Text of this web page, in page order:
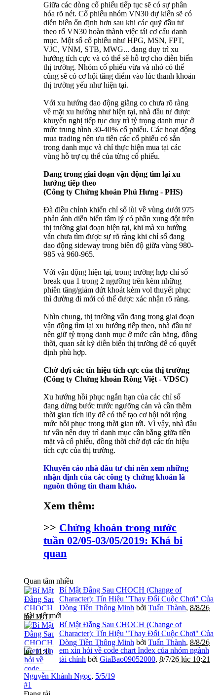
Giữa các dòng cổ phiếu tiếp tục sẽ có sự phân
hóa rõ nét. Cổ phiếu nhóm VN30 dự kiến sẽ có
diễn biến ổn định hơn sau khi các quỹ đầu tư
theo rổ VN30 hoàn thành việc tái cơ cấu danh
mục. Một số cổ phiếu như HPG, MSN, FPT,
VJC, VNM, STB, MWG... đang duy trì xu
hướng tích cực và có thể sẽ hỗ trợ cho diễn biến
thị trường. Nhóm cổ phiếu vừa và nhỏ có thể
cũng sẽ có cơ hội tăng điểm vào lúc thanh khoản
thị trường yếu như hiện tại.
Với xu hướng dao động giằng co chưa rõ ràng
về mặt xu hướng như hiện tại, nhà đầu tư được
khuyến nghị tiếp tục duy trì tỷ trọng danh mục ở
mức trung bình 30-40% cổ phiếu. Các hoạt động
mua trading nên ưu tiên các cổ phiếu có sẵn
trong danh mục và chỉ thực hiện mua tại các
vùng hỗ trợ cụ thể của từng cổ phiếu.
Đang trong giai đoạn vận động tìm lại xu
hướng tiếp theo
(Công ty Chứng khoán Phú Hưng - PHS)
Đà điều chỉnh khiến chỉ số lùi về vùng dưới 975
phản ánh diễn biến tâm lý có phần xung đột trên
thị trường giai đoạn hiện tại, khi mà xu hướng
vẫn chưa tìm được sự rõ ràng khi chỉ số đang
dao động sideway trong biên độ giữa vùng 980-
985 và 960-965.
Với vận động hiện tại, trong trường hợp chỉ số
break qua 1 trong 2 ngưỡng trên kèm những
phiên tăng/giảm dứt khoát kèm vol thuyết phục
thì đường đi mới có thể được xác nhận rõ ràng.
Nhìn chung, thị trường vẫn đang trong giai đoạn
vận động tìm lại xu hướng tiếp theo, nhà đầu tư
nên giữ tỷ trọng danh mục ở mức cân bằng, đồng
thời, quan sát kỹ diễn biến thị trường để có quyết
định phù hợp.
Chờ đợi các tín hiệu tích cực của thị trường
(Công ty Chứng khoán Rồng Việt - VDSC)
Xu hướng hồi phục ngắn hạn của các chỉ số
đang dừng bước trước ngưỡng cản và cần thêm
thời gian tích lũy để có thể tạo cơ hội nới rộng
mức hồi phục trong thời gian tới. Vì vậy, nhà đầu
tư vẫn nên duy trì danh mục cân bằng giữa tiền
mặt và cổ phiếu, đồng thời chờ đợi các tín hiệu
tích cực của thị trường.
Khuyến cáo nhà đầu tư chỉ nên xem những
nhận định của các công ty chứng khoán là
nguồn thông tin tham khảo.
Xem thêm:
>> Chứng khoán trong nước
tuần 02/05-03/05/2019: Khá bi
quan
Quan tâm nhiều
Bí Mật Đằng Sau CHOCH (Change of
Character): Tín Hiệu "Thay Đổi Cuộc Chơi" Của
Dòng Tiền Thông Minh bởi Tuấn Thành, 8/8/26
lúc 11:11
Bài viết mới
Bí Mật Đằng Sau CHOCH (Change of
Character): Tín Hiệu "Thay Đổi Cuộc Chơi" Của
Dòng Tiền Thông Minh bởi Tuấn Thành, 8/8/26
lúc 11:11
em xin hỏi về code chart Index của nhóm ngành
tài chính bởi GiaBao09052000, 8/7/26 lúc 10:21
Nguyễn Khánh Ngọc, 5/5/19
#1